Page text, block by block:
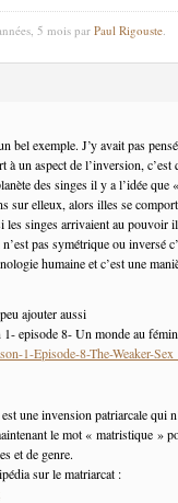
5 mois par Paul Rigouste
bel exemple. J’y avait pas
à un aspect de l’inversion,
des singes il y a l’idée
sur elleux, alors illes se
les singes arrivaient au pouvoir
pas symétrique ou inversé
humaine et c’est une
ajouter aussi
episode 8- Un monde au
1-Episode-8-The-Weaker-
une invension patriarcale qui
le mot « matristique »
et de genre.
sur le matriarcat :